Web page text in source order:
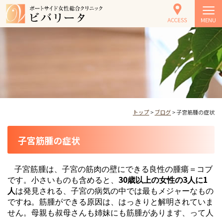
MENU
トップ>ブログ> 子宮筋腫の症状
子宮筋腫の症状
子宮筋腫は、子宮の筋肉の壁にできる良性の腫瘍＝コブ
です。小さいものも含めると、 30歳以上の女性の3人に1
人は発見される、子宮の病気の中では最もメジャーなもの
ですね。筋腫ができる原因は、はっきりと解明されていま
せん。母親も叔母さんも姉妹にも筋腫があります、って人